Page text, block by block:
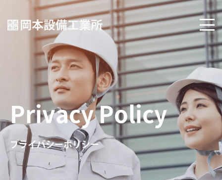
Privacy Policy
プライバシーポリシー